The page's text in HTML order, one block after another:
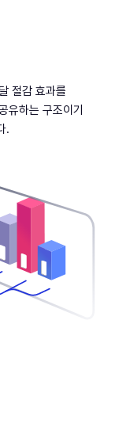
절감 효과를
하는 구조이기
.